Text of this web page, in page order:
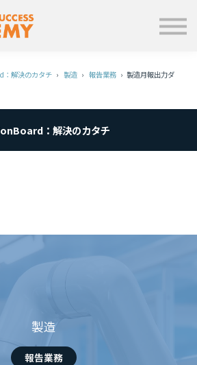
学ぶ
使い方
ログイン
解決のカタチ › 製造 › 報告業務 › 製造月報出力ダ
：解決のカタチ
製造
報告業務